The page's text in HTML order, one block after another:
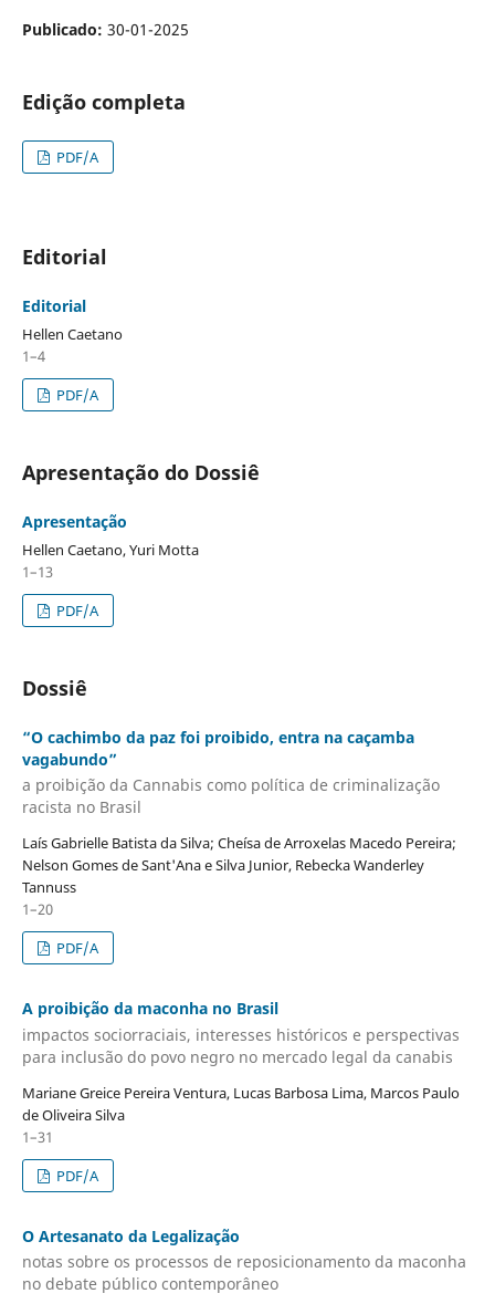
Publicado: 30-01-2025
Edição completa
PDF/A
Editorial
Editorial
Hellen Caetano
1–4
PDF/A
Apresentação do Dossiê
Apresentação
Hellen Caetano, Yuri Motta
1–13
PDF/A
Dossiê
“O cachimbo da paz foi proibido, entra na caçamba
vagabundo”
a proibição da Cannabis como política de criminalização
racista no Brasil
Laís Gabrielle Batista da Silva; Cheísa de Arroxelas Macedo Pereira;
Nelson Gomes de Sant'Ana e Silva Junior, Rebecka Wanderley
Tannuss
1–20
PDF/A
A proibição da maconha no Brasil
impactos sociorraciais, interesses históricos e perspectivas
para inclusão do povo negro no mercado legal da canabis
Mariane Greice Pereira Ventura, Lucas Barbosa Lima, Marcos Paulo
de Oliveira Silva
1–31
PDF/A
O Artesanato da Legalização
notas sobre os processos de reposicionamento da maconha
no debate público contemporâneo